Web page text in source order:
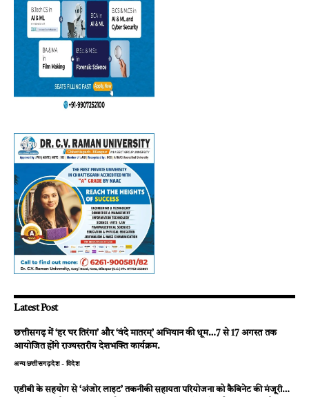
Latest Post
छत्तीसगढ़ में ‘हर घर तिरंगा’ और ‘वंदे मातरम्’ अभियान की धूम…7 से 17 अगस्त तक
आयोजित होंगे राज्यस्तरीय देशभक्ति कार्यक्रम.
अन्यछत्तीसगढ़देश - विदेश
एडीबी के सहयोग से ‘अंजोर लाइट’ तकनीकी सहायता परियोजना को कैबिनेट की मंजूरी…